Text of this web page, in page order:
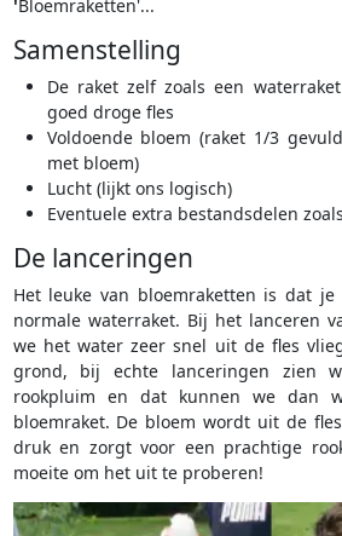
'Bloemraketten'...
Samenstelling
De raket zelf zoals een
goed droge fles
Voldoende bloem (raket 1/3
met bloem)
Lucht (lijkt ons logisch)
Eventuele extra bestandsdelen
De lanceringen
Het leuke van bloemraketten is dat
normale waterraket. Bij het lanceren
we het water zeer snel uit de fles
grond, bij echte lanceringen zien
rookpluim en dat kunnen we dan
bloemraket. De bloem wordt uit de
druk en zorgt voor een prachtige
moeite om het uit te proberen!